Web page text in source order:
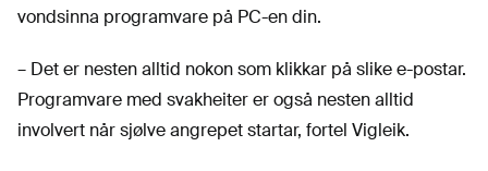
vondsinna programvare på PC-en din.
– Det er nesten alltid nokon som klikkar på slike e-postar.
Programvare med svakheiter er også nesten alltid
involvert når sjølve angrepet startar, fortel Vigleik.